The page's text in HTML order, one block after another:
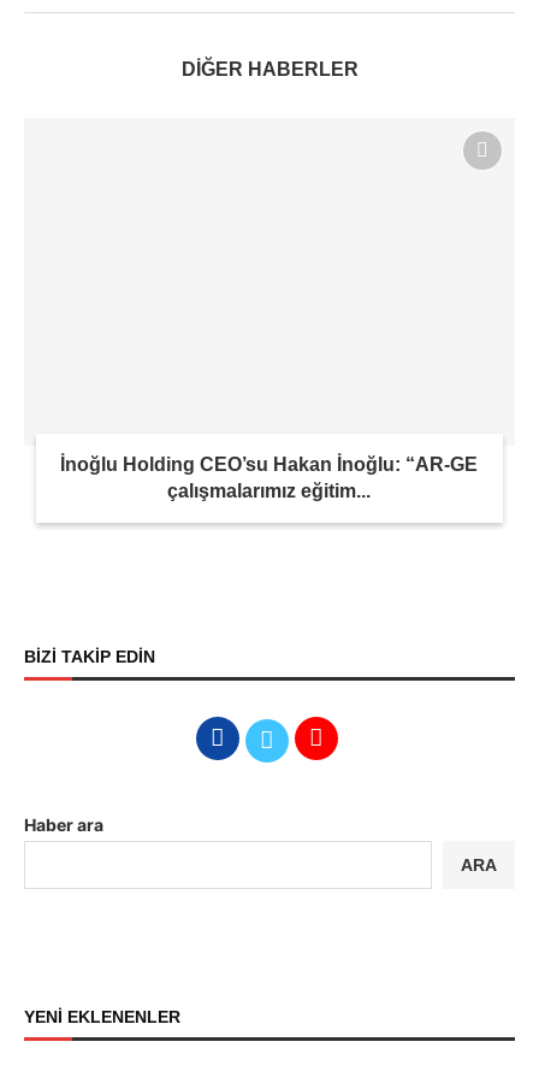
DİĞER HABERLER
İnoğlu Holding CEO’su Hakan İnoğlu: “AR-GE
çalışmalarımız eğitim...
BİZİ TAKİP EDİN
Haber ara
ARA
YENİ EKLENENLER